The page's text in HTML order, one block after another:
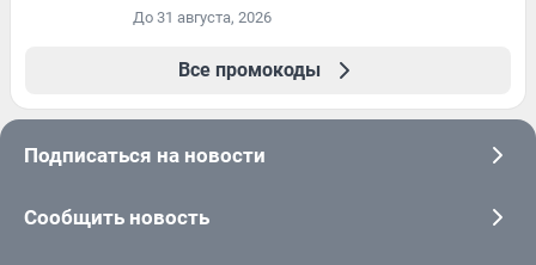
До 31 августа, 2026
Все промокоды
Подписаться на новости
Сообщить новость